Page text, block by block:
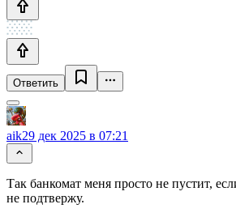
Ответить
aik29 дек 2025 в 07:21
Так банкомат меня просто не пустит,
не подтвержу.